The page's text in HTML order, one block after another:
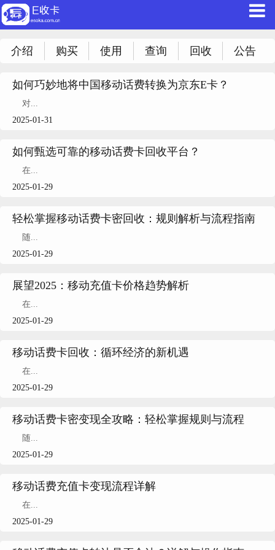
介绍 购买 使用 查询 回收 公告
如何巧妙地将中国移动话费转换为京东E卡？
对...
2025-01-31
如何甄选可靠的移动话费卡回收平台？
在...
2025-01-29
轻松掌握移动话费卡密回收：规则解析与流程指南
随...
2025-01-29
展望2025：移动充值卡价格趋势解析
在...
2025-01-29
移动话费卡回收：循环经济的新机遇
在...
2025-01-29
移动话费卡密变现全攻略：轻松掌握规则与流程
随...
2025-01-29
移动话费充值卡变现流程详解
在...
2025-01-29